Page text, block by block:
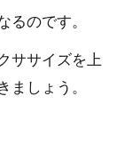
るのです。
ササイズを上
ましょう。